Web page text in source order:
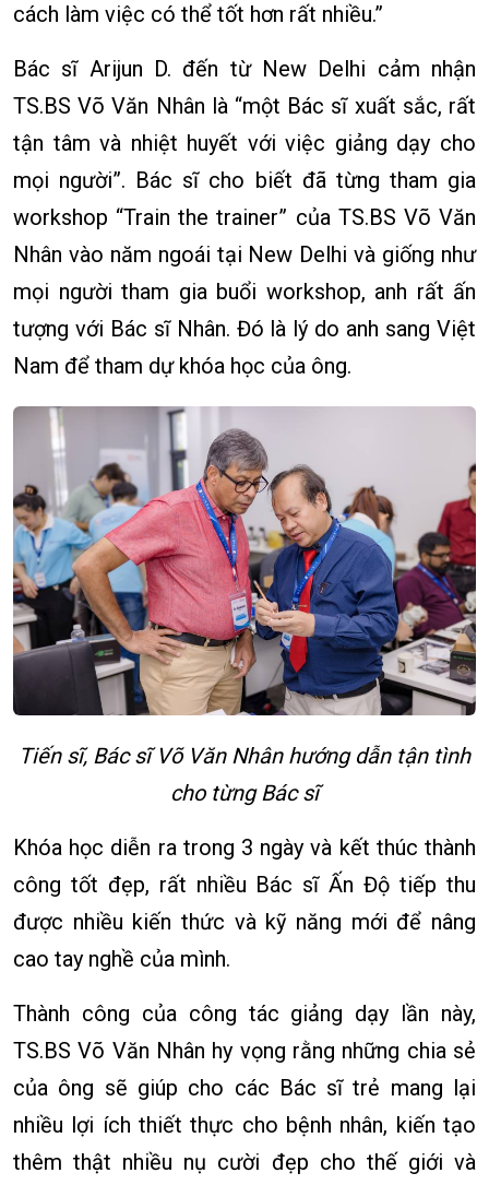
cách làm việc có thể tốt hơn rất nhiều.”
Bác sĩ Arijun D. đến từ New Delhi cảm nhận
TS.BS Võ Văn Nhân là “một Bác sĩ xuất sắc, rất
tận tâm và nhiệt huyết với việc giảng dạy cho
mọi người”. Bác sĩ cho biết đã từng tham gia
workshop “Train the trainer” của TS.BS Võ Văn
Nhân vào năm ngoái tại New Delhi và giống như
mọi người tham gia buổi workshop, anh rất ấn
tượng với Bác sĩ Nhân. Đó là lý do anh sang Việt
Nam để tham dự khóa học của ông.
Tiến sĩ, Bác sĩ Võ Văn Nhân hướng dẫn tận tình
cho từng Bác sĩ
Khóa học diễn ra trong 3 ngày và kết thúc thành
công tốt đẹp, rất nhiều Bác sĩ Ấn Độ tiếp thu
được nhiều kiến thức và kỹ năng mới để nâng
cao tay nghề của mình.
Thành công của công tác giảng dạy lần này,
TS.BS Võ Văn Nhân hy vọng rằng những chia sẻ
của ông sẽ giúp cho các Bác sĩ trẻ mang lại
nhiều lợi ích thiết thực cho bệnh nhân, kiến tạo
thêm thật nhiều nụ cười đẹp cho thế giới và